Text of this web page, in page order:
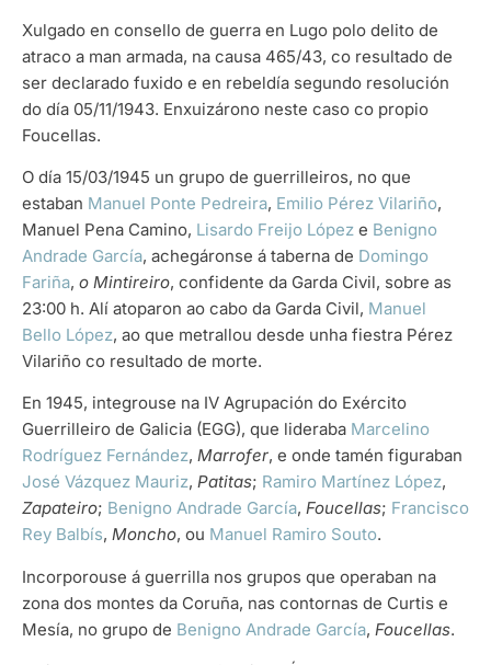
Xulgado en consello de guerra en Lugo polo delito de
atraco a man armada, na causa 465/43, co resultado de
ser declarado fuxido e en rebeldía segundo resolución
do día 05/11/1943. Enxuizárono neste caso co propio
Foucellas.
O día 15/03/1945 un grupo de guerrilleiros, no que
estaban Manuel Ponte Pedreira, Emilio Pérez Vilariño,
Manuel Pena Camino, Lisardo Freijo López e Benigno
Andrade García, achegáronse á taberna de Domingo
Fariña, o Mintireiro, confidente da Garda Civil, sobre as
23:00 h. Alí atoparon ao cabo da Garda Civil, Manuel
Bello López, ao que metrallou desde unha fiestra Pérez
Vilariño co resultado de morte.
En 1945, integrouse na IV Agrupación do Exército
Guerrilleiro de Galicia (EGG), que lideraba Marcelino
Rodríguez Fernández, Marrofer, e onde tamén figuraban
José Vázquez Mauriz, Patitas; Ramiro Martínez López,
Zapateiro; Benigno Andrade García, Foucellas; Francisco
Rey Balbís, Moncho, ou Manuel Ramiro Souto.
Incorporouse á guerrilla nos grupos que operaban na
zona dos montes da Coruña, nas contornas de Curtis e
Mesía, no grupo de Benigno Andrade García, Foucellas.